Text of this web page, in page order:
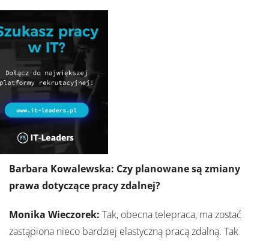
Barbara Kowalewska: Czy planowane są zmiany
prawa dotyczące pracy zdalnej?
Monika Wieczorek: Tak, obecna telepraca, ma zostać
zastąpiona nieco bardziej elastyczną pracą zdalną. Tak